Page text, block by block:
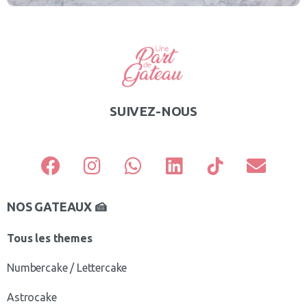
SUIVEZ-NOUS
NOS GATEAUX 🍰
Tous les themes
Numbercake / Lettercake
Astrocake